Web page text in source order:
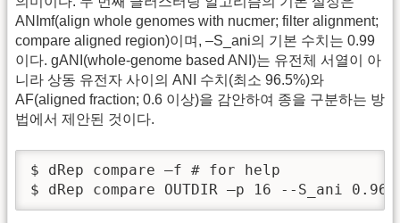
ANImf(align whole genomes with nucmer; filter alignment;
compare aligned region)이며, –S_ani의 기본 수치는 0.99
이다. gANI(whole-genome based ANI)는 유전체 서열이 아
니라 상동 유전자 사이의 ANI 수치(최소 96.5%)와
AF(aligned fraction; 0.6 이상)을 감안하여 종을 구분하는 방
법에서 제안된 것이다.
$ dRep compare –f # for help
$ dRep compare OUTDIR –p 16 --S_ani